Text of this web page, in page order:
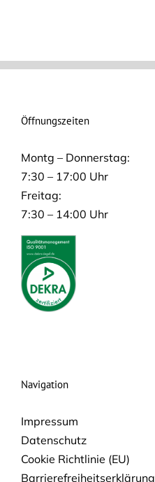
Öffnungszeiten
Montg – Donnerstag:
7:30 – 17:00 Uhr
Freitag:
7:30 – 14:00 Uhr
Navigation
Impressum
Datenschutz
Cookie Richtlinie (EU)
Barrierefreiheitserklärung